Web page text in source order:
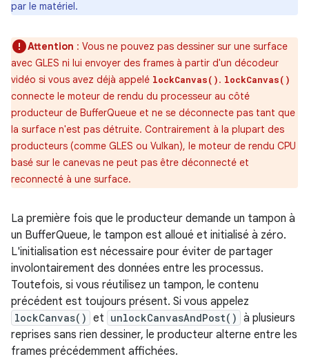
par le matériel.
Attention : Vous ne pouvez pas dessiner sur une surface
avec GLES ni lui envoyer des frames à partir d'un décodeur
vidéo si vous avez déjà appelé lockCanvas(). lockCanvas()
connecte le moteur de rendu du processeur au côté
producteur de BufferQueue et ne se déconnecte pas tant que
la surface n'est pas détruite. Contrairement à la plupart des
producteurs (comme GLES ou Vulkan), le moteur de rendu CPU
basé sur le canevas ne peut pas être déconnecté et
reconnecté à une surface.
La première fois que le producteur demande un tampon à
un BufferQueue, le tampon est alloué et initialisé à zéro.
L'initialisation est nécessaire pour éviter de partager
involontairement des données entre les processus.
Toutefois, si vous réutilisez un tampon, le contenu
précédent est toujours présent. Si vous appelez
lockCanvas() et unlockCanvasAndPost() à plusieurs
reprises sans rien dessiner, le producteur alterne entre les
frames précédemment affichées.